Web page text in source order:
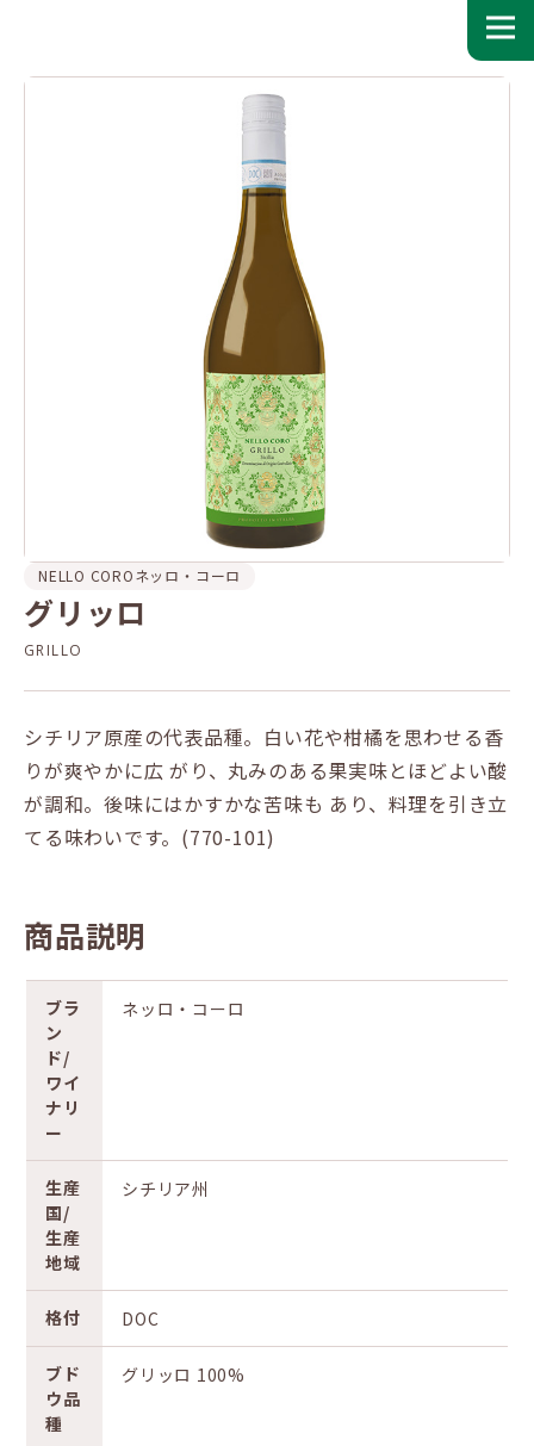
NELLO COROネッロ・コーロ
グリッロ
GRILLO
シチリア原産の代表品種。白い花や柑橘を思わせる香
りが爽やかに広 がり、丸みのある果実味とほどよい酸
が調和。後味にはかすかな苦味も あり、料理を引き立
てる味わいです。(770-101)
商品説明
ブラ
ン
ド/
ワイ
ナリ
ー
ネッロ・コーロ
生産
国/
生産
地域
シチリア州
格付 DOC
ブド
ウ品
種
グリッロ 100%